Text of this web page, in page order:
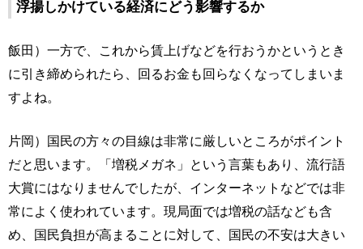
浮揚しかけている経済にどう影響するか
飯田）一方で、これから賃上げなどを行おうかというとき
に引き締められたら、回るお金も回らなくなってしまいま
すよね。
片岡）国民の方々の目線は非常に厳しいところがポイント
だと思います。「増税メガネ」という言葉もあり、流行語
大賞にはなりませんでしたが、インターネットなどでは非
常によく使われています。現局面では増税の話なども含
め、国民負担が高まることに対して、国民の不安は大きい